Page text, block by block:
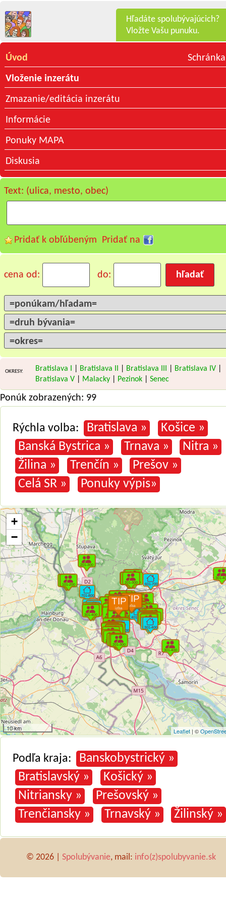
Hľadáte spolubývajúcich?
Vložte Vašu punuku.
Úvod
Vloženie inzerátu
Zmazanie/editácia inzerátu
Informácie
Ponuky MAPA
Diskusia
Text: (ulica, mesto, obec)
Pridať k obľúbeným Pridať na
cena od: do:
OKRESY: Bratislava I Bratislava II Bratislava III Bratislava IV
Bratislava V
Malacky Pezinok Senec
Ponúk zobrazených: 99
Rýchla volba: Bratislava »
Košice »
Banská Bystrica »
Trnava »
Nitra »
Žilina »
Trenčín »
Prešov »
Celá SR »
Ponuky výpis»
+
−
10 km Leaflet | ©
Podľa kraja:
Banskobystrický »
Bratislavský »
Košický »
Nitriansky »
Prešovský »
Trenčiansky »
Trnavský » Žilinský »
© 2026 | Spolubývanie, mail: info(z)spolubyvanie.sk